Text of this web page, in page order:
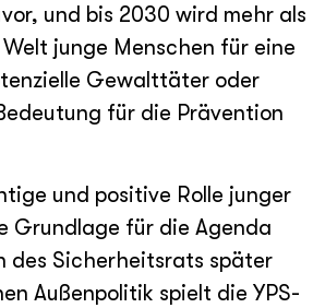
und bis 2030 wird mehr als
junge Menschen für eine
Gewalttäter oder
für die Prävention
und positive Rolle junger
Grundlage für die Agenda
des Sicherheitsrats später
Außenpolitik spielt die YPS-